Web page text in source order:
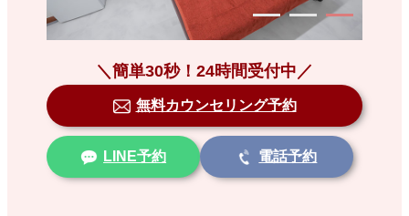
＼簡単30秒！24時間受付中／
無料カウンセリング予約
LINE予約 電話予約